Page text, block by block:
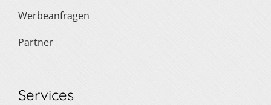
Werbeanfragen
Partner
Services